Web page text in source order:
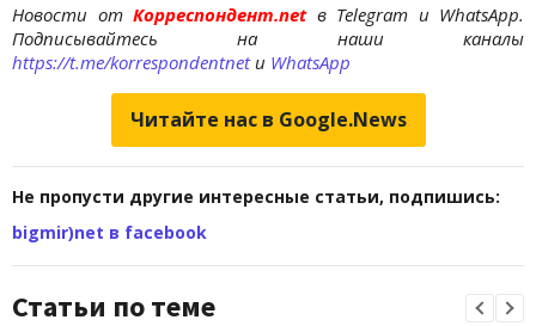
Новости отКорреспондент.net в Telegram и WhatsApp.
Подписывайтесь на наши каналы
https://t.me/korrespondentnetи WhatsApp
Читайте нас в Google.News
Не пропусти другие интересные статьи, подпишись:
bigmir)net в facebook
Статьи по теме